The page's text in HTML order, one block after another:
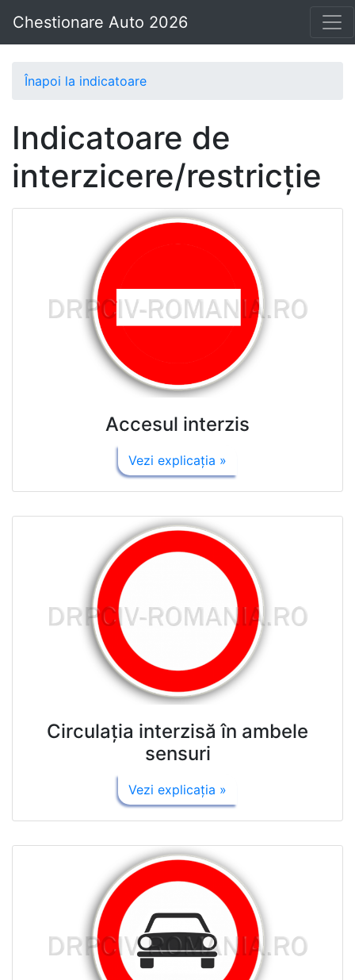
Chestionare Auto 2026
Înapoi la indicatoare
Indicatoare de
interzicere/restricţie
Accesul interzis
Vezi explicaţia »
Circulaţia interzisă în ambele
sensuri
Vezi explicaţia »